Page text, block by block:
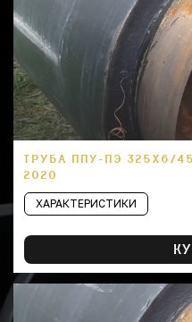
ТРУБА ППУ-ПЭ 325Х6/
2020
ХАРАКТЕРИСТИКИ